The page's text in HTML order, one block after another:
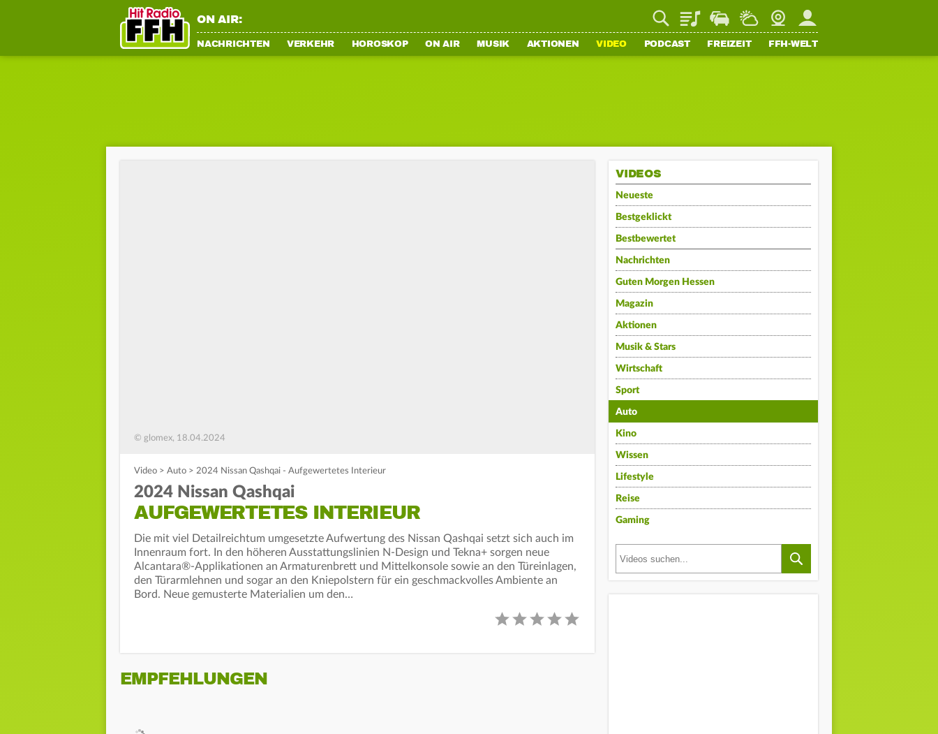
ON AIR: PlaylistStaupilotWetterWebcamMein FFH
NACHRICHTEN VERKEHR HOROSKOP ON AIR MUSIK AKTIONEN VIDEO PODCAST FREIZEIT FFH-WELT
© glomex, 18.04.2024
Video > Auto > 2024 Nissan Qashqai - Aufgewertetes Interieur
2024 Nissan Qashqai
AUFGEWERTETES INTERIEUR
Die mit viel Detailreichtum umgesetzte Aufwertung des Nissan Qashqai setzt sich auch im
Innenraum fort. In den höheren Ausstattungslinien N-Design und Tekna+ sorgen neue
Alcantara®-Applikationen an Armaturenbrett und Mittelkonsole sowie an den Türeinlagen,
den Türarmlehnen und sogar an den Kniepolstern für ein geschmackvolles Ambiente an
Bord. Neue gemusterte Materialien um den…
EMPFEHLUNGEN
VIDEOS
Neueste
Bestgeklickt
Bestbewertet
Nachrichten
Guten Morgen Hessen
Magazin
Aktionen
Musik & Stars
Wirtschaft
Sport
Auto
Kino
Wissen
Lifestyle
Reise
Gaming